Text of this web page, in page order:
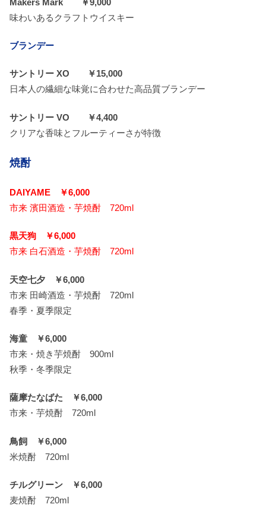
味わいあるクラフトウイスキー
ブランデー
サントリー XO ￥15,000
日本人の繊細な味覚に合わせた高品質ブランデー
サントリー VO ￥4,400
クリアな香味とフルーティーさが特徴
焼酎
DAIYAME ￥6,000
市来 濱田酒造・芋焼酎 720ml
黒天狗 ￥6,000
市来 白石酒造・芋焼酎 720ml
天空七夕 ￥6,000
市来 田崎酒造・芋焼酎 720ml
春季・夏季限定
海童 ￥6,000
市来・焼き芋焼酎 900ml
秋季・冬季限定
薩摩たなばた ￥6,000
市来・芋焼酎 720ml
鳥飼 ￥6,000
米焼酎 720ml
チルグリーン ￥6,000
麦焼酎 720ml